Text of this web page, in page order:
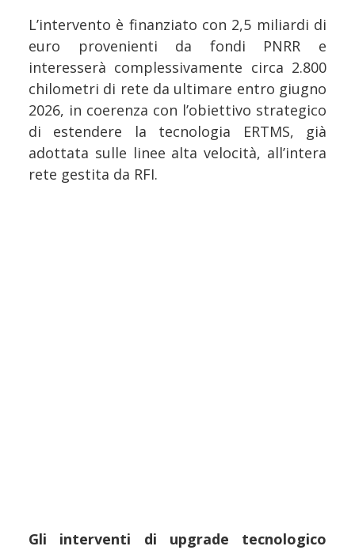
L’intervento è finanziato con 2,5 miliardi di
euro provenienti da fondi PNRR e
interesserà complessivamente circa 2.800
chilometri di rete da ultimare entro giugno
2026, in coerenza con l’obiettivo strategico
di estendere la tecnologia ERTMS, già
adottata sulle linee alta velocità, all’intera
rete gestita da RFI.
Gli interventi di upgrade tecnologico